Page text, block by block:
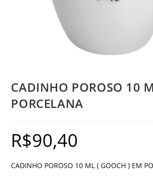
CADINHO POROSO 10
PORCELANA
R$90,40
CADINHO POROSO 10 ML ( GOOCH ) EM